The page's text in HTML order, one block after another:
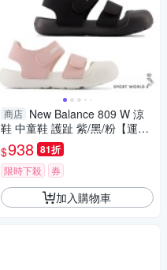
商店 New Balance 809 W 涼
鞋 中童鞋 護趾 紫/黑/粉【運動
世界】YT809LC-W/YT809BB-
W/YT809PS-W
$938 81折
限時下殺 券
加入購物車